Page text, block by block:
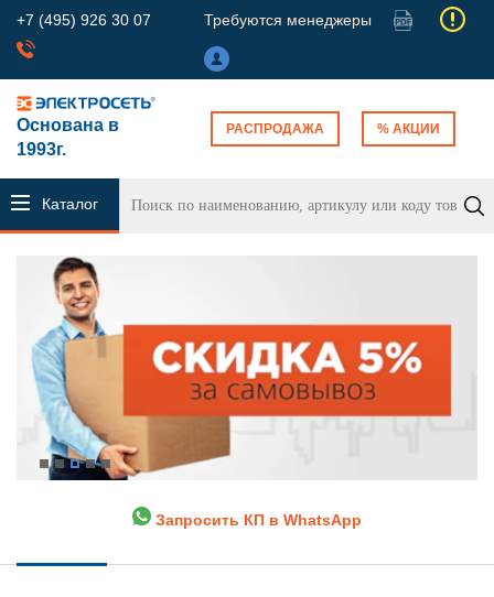
+7 (495) 926 30 07 Требуются менеджеры
Основана в
1993г.
РАСПРОДАЖА % АКЦИИ
Каталог
продукции
Запросить КП в WhatsApp